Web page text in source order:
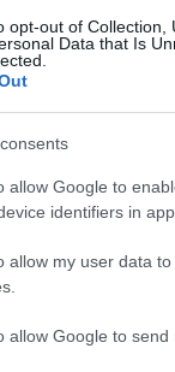
opt-out of Collection,
Data that Is
allow Google to
identifiers in
allow my user data
allow Google to
jutnak
élte